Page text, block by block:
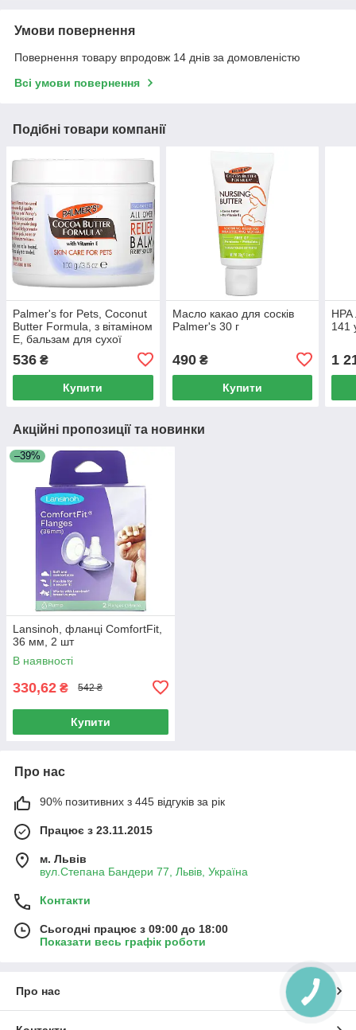
Умови повернення
Повернення товару впродовж 14 днів за домовленістю
Всі умови повернення
Подібні товари компанії
Palmer's for Pets, Coconut
Butter Formula, з вітаміном
E, бальзам для сухої
шкіри, без ароматизаторів,
100 г (3,5 унції)
536 ₴
Купити
Масло какао для сосків
Palmer's 30 г
490₴
Купити
141
1
Акційні пропозиції та новинки
–39%
Lansinoh, фланці ComfortFit,
36 мм, 2 шт
В наявності
330,62 ₴ 542 ₴
Купити
Про нас
90% позитивних з 445 відгуків за рік
Працює з 23.11.2015
м. Львів
вул.Степана Бандери 77, Львів, Україна
Контакти
Сьогодні працює з 09:00 до 18:00
Показати весь графік роботи
Про нас